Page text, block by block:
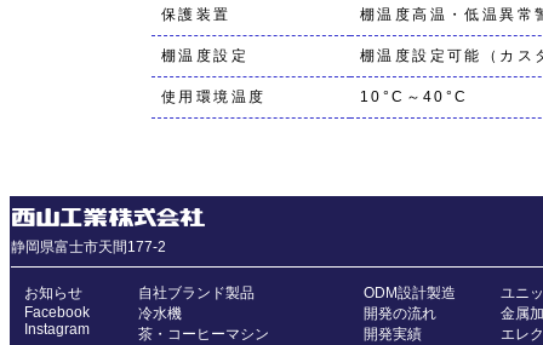
保護装置 棚温度高温・低温異常
棚温度設定 棚温度設定可能（カス
使用環境温度 10°C～40°C
静岡県富士市天間177-2
お知らせ
Facebook
Instagram
自社ブランド製品
冷水機
茶・コーヒーマシン
ODM設計製造
開発の流れ
開発実績
ユニ
金属
エレ